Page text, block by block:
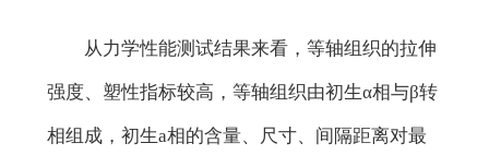
从力学性能测试结果来看，等轴组织的拉伸
强度、塑性指标较高，等轴组织由初生α相与β转
相组成，初生a相的含量、尺寸、间隔距离对最